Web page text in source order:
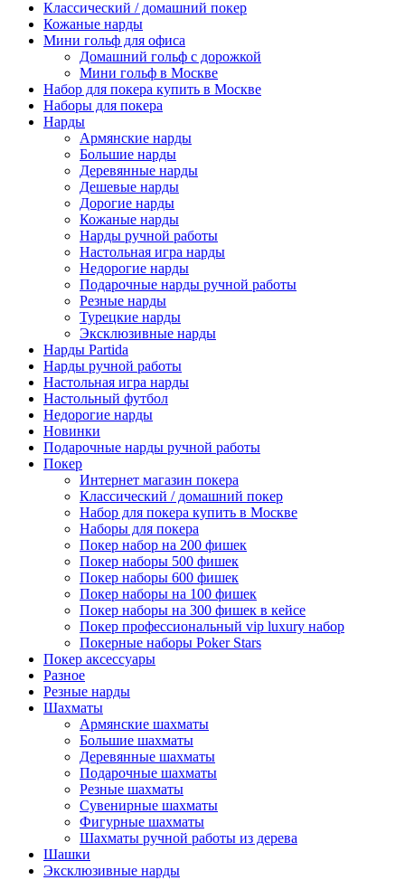
Классический / домашний покер
Кожаные нарды
Мини гольф для офиса
Домашний гольф с дорожкой
Мини гольф в Москве
Набор для покера купить в Москве
Наборы для покера
Нарды
Армянские нарды
Большие нарды
Деревянные нарды
Дешевые нарды
Дорогие нарды
Кожаные нарды
Нарды ручной работы
Настольная игра нарды
Недорогие нарды
Подарочные нарды ручной работы
Резные нарды
Турецкие нарды
Эксклюзивные нарды
Нарды Partida
Нарды ручной работы
Настольная игра нарды
Настольный футбол
Недорогие нарды
Новинки
Подарочные нарды ручной работы
Покер
Интернет магазин покера
Классический / домашний покер
Набор для покера купить в Москве
Наборы для покера
Покер набор на 200 фишек
Покер наборы 500 фишек
Покер наборы 600 фишек
Покер наборы на 100 фишек
Покер наборы на 300 фишек в кейсе
Покер профессиональный vip luxury набор
Покерные наборы Poker Stars
Покер аксессуары
Разное
Резные нарды
Шахматы
Армянские шахматы
Большие шахматы
Деревянные шахматы
Подарочные шахматы
Резные шахматы
Сувенирные шахматы
Фигурные шахматы
Шахматы ручной работы из дерева
Шашки
Эксклюзивные нарды